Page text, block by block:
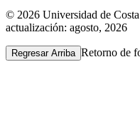
© 2026 Universidad de
actualización: agosto, 2026
Regresar Arriba Retorno de